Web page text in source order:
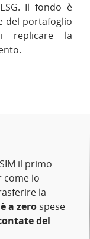
Il fondo è
del portafoglio
replicare la
il primo
come lo
la
a zero spese
del